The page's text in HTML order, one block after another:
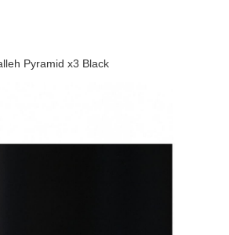
Pyramid x3 Black